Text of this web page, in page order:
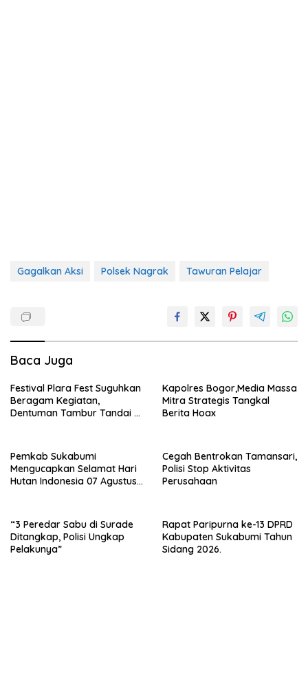
Gagalkan Aksi Polsek Nagrak Tawuran Pelajar
Baca Juga
Festival Plara Fest Suguhkan
Beragam Kegiatan,
Dentuman Tambur Tandai di
Kapolres Bogor,Media Massa
Mitra Strategis Tangkal
Berita Hoax
Pemkab Sukabumi
Mengucapkan Selamat Hari
Hutan Indonesia 07 Agustus
Cegah Bentrokan Tamansari,
Polisi Stop Aktivitas
Perusahaan
“3 Peredar Sabu di Surade
Ditangkap, Polisi Ungkap
Pelakunya”
Rapat Paripurna ke-13 DPRD
Kabupaten Sukabumi Tahun
Sidang 2026.